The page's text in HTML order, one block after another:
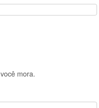
mora.